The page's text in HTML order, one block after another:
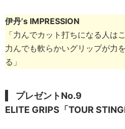
伊丹’s IMPRESSION
「力んでカット打ちになる人は
力んでも軟らかいグリップが力
る」
プレゼントNo.9
ELITE GRIPS「TOUR